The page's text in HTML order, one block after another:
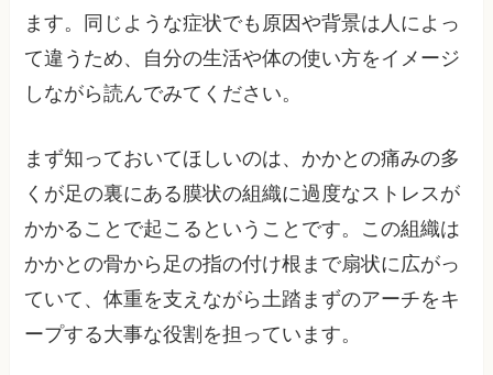
ます。同じような症状でも原因や背景は人によっ
て違うため、自分の生活や体の使い方をイメージ
しながら読んでみてください。
まず知っておいてほしいのは、かかとの痛みの多
くが足の裏にある膜状の組織に過度なストレスが
かかることで起こるということです。この組織は
かかとの骨から足の指の付け根まで扇状に広がっ
ていて、体重を支えながら土踏まずのアーチをキ
ープする大事な役割を担っています。